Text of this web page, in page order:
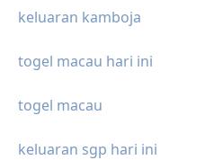
keluaran kamboja
togel macau hari ini
togel macau
keluaran sgp hari ini